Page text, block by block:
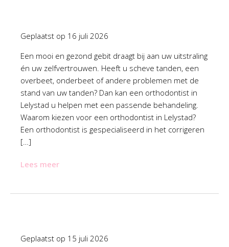
Geplaatst op 16 juli 2026
Een mooi en gezond gebit draagt bij aan uw uitstraling
én uw zelfvertrouwen. Heeft u scheve tanden, een
overbeet, onderbeet of andere problemen met de
stand van uw tanden? Dan kan een orthodontist in
Lelystad u helpen met een passende behandeling.
Waarom kiezen voor een orthodontist in Lelystad?
Een orthodontist is gespecialiseerd in het corrigeren
[…]
Lees meer
Geplaatst op 15 juli 2026